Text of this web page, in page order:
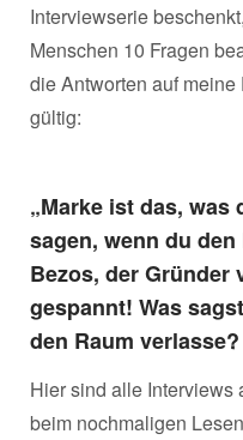
Interviewserie
Menschen 10 Fragen
die Antworten auf
gültig:
„Marke ist das, was
sagen, wenn du
Bezos, der Gründer
gespannt! Was
den Raum verlasse?
Hier sind alle Interviews
beim nochmaligen